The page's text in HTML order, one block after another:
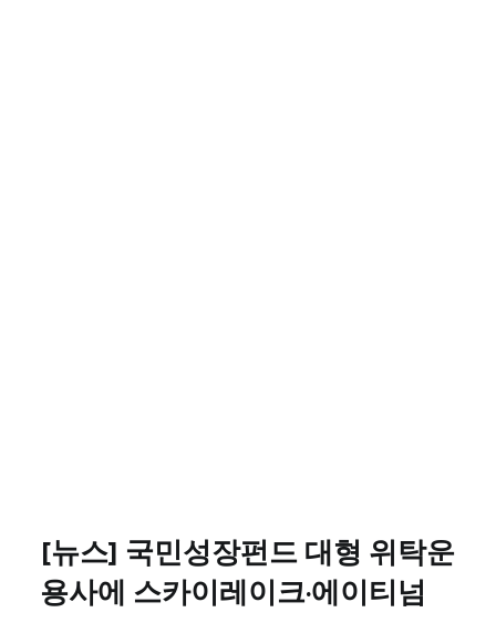
[뉴스] 국민성장펀드 대형 위탁운
용사에 스카이레이크·에이티넘